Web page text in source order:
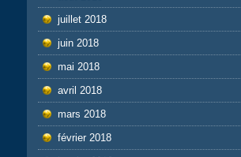
juillet 2018
juin 2018
mai 2018
avril 2018
mars 2018
février 2018